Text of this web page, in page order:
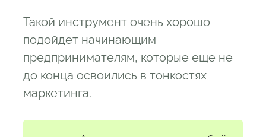
Такой инструмент очень хорошо
подойдет начинающим
предпринимателям, которые еще не
до конца освоились в тонкостях
маркетинга.